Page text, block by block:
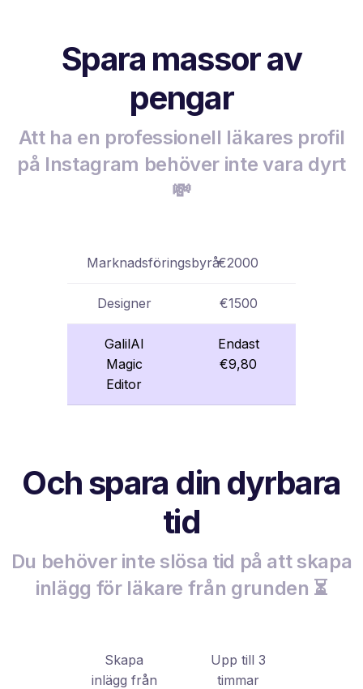
Spara massor av
pengar
Att ha en professionell läkares profil
på Instagram behöver inte vara dyrt
💸
Marknadsföringsbyrå€2000
Designer €1500
GalilAI
Magic
Editor
Endast
€9,80
Och spara din dyrbara
tid
Du behöver inte slösa tid på att skapa
inlägg för läkare från grunden ⏳
Skapa
inlägg från
Upp till 3
timmar